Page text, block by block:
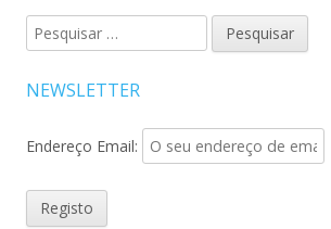
Pesquisar
por:
NEWSLETTER
Endereço Email: